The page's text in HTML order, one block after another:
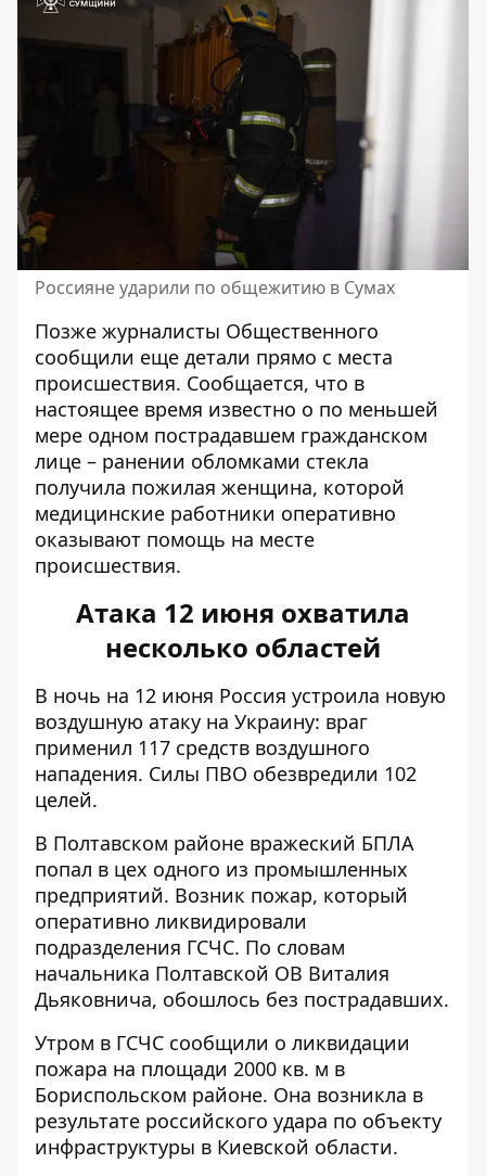
Россияне ударили по общежитию в Сумах
Позже журналисты Общественного
сообщили еще детали прямо с места
происшествия. Сообщается, что в
настоящее время известно о по меньшей
мере одном пострадавшем гражданском
лице – ранении обломками стекла
получила пожилая женщина, которой
медицинские работники оперативно
оказывают помощь на месте
происшествия.
Атака 12 июня охватила
несколько областей
В ночь на 12 июня Россия устроила новую
воздушную атаку на Украину: враг
применил 117 средств воздушного
нападения. Силы ПВО обезвредили 102
целей.
В Полтавском районе вражеский БПЛА
попал в цех одного из промышленных
предприятий. Возник пожар, который
оперативно ликвидировали
подразделения ГСЧС. По словам
начальника Полтавской ОВ Виталия
Дьяковнича, обошлось без пострадавших.
Утром в ГСЧС сообщили о ликвидации
пожара на площади 2000 кв. м в
Бориспольском районе. Она возникла в
результате российского удара по объекту
инфраструктуры в Киевской области.